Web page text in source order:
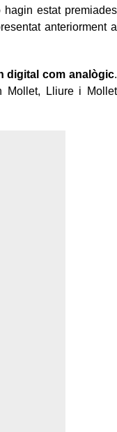
estat premiades
anteriorment a
digital com analògic.
Mollet, Lliure i Mollet